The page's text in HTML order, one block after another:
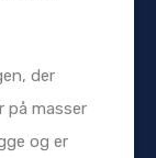
der
på masser
og er